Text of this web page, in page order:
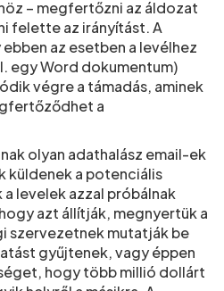
– megfertőzni az áldozat
felette az irányítást. A
az esetben a levélhez
egy Word dokumentum)
végre a támadás, aminek
a
olyan adathalász email-ek
küldenek a potenciális
levelek azzal próbálnak
azt állítják, megnyertük a
mutatják be
gyűjtenek, vagy éppen
hogy több millió dollárt